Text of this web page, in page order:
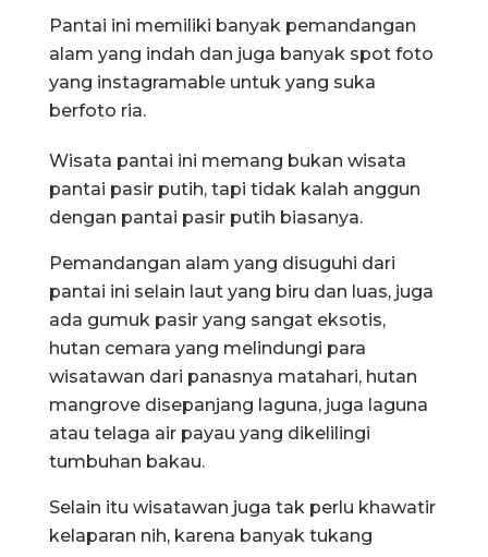
Pantai ini memiliki banyak pemandangan
alam yang indah dan juga banyak spot foto
yang instagramable untuk yang suka
berfoto ria.
Wisata pantai ini memang bukan wisata
pantai pasir putih, tapi tidak kalah anggun
dengan pantai pasir putih biasanya.
Pemandangan alam yang disuguhi dari
pantai ini selain laut yang biru dan luas, juga
ada gumuk pasir yang sangat eksotis,
hutan cemara yang melindungi para
wisatawan dari panasnya matahari, hutan
mangrove disepanjang laguna, juga laguna
atau telaga air payau yang dikelilingi
tumbuhan bakau.
Selain itu wisatawan juga tak perlu khawatir
kelaparan nih, karena banyak tukang